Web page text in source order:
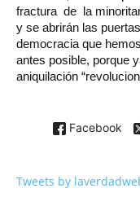
fractura de la
y se abrirán las
democracia que
antes posible, porque
aniquilación
Facebook
Tweets by